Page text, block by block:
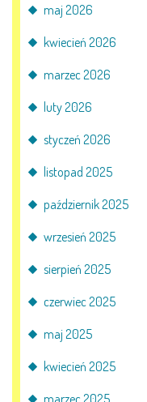
AKTUALNOŚCI
REKRUTACJA
DOKUMENTY DO POBRANIA
OBIADY
COVID – 19
maj 2026
kwiecień 2026
marzec 2026
luty 2026
styczeń 2026
listopad 2025
październik 2025
wrzesień 2025
sierpień 2025
czerwiec 2025
maj 2025
kwiecień 2025
marzec 2025